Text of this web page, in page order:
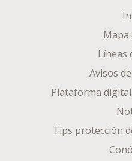
Mapa
Líneas
Avisos
Plataforma
Tips protección